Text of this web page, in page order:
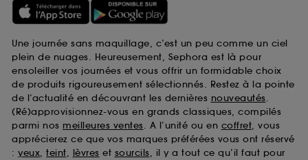
Une journée sans maquillage, c’est un peu comme un ciel
plein de nuages. Heureusement, Sephora est là pour
ensoleiller vos journées et vous offrir un formidable choix
de produits rigoureusement sélectionnés. Restez à la pointe
de l’actualité en découvrant les dernières nouveautés.
(Ré)approvisionnez-vous en grands classiques, compilés
parmi nos meilleures ventes. A l’unité ou en coffret, vous
apprécierez ce que vos marques préférées vous ont réservé
: yeux, teint, lèvres et sourcils, il y a tout ce qu’il faut pour